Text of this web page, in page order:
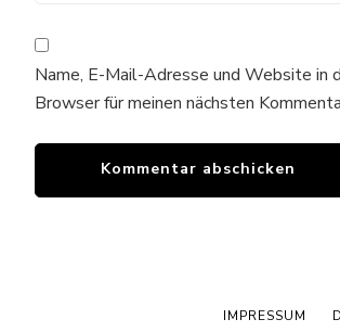
Name, E-Mail-Adresse und Website in
Browser für meinen nächsten
IMPRESSUM